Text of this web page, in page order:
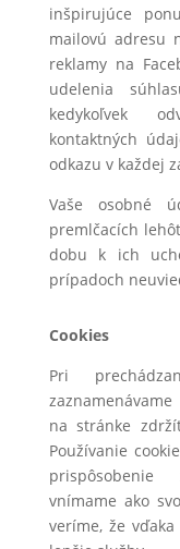
inšpirujúce
mailovú adresu
reklamy na
udelenia
kedykoľvek
kontaktných
odkazu v každej
Vaše osobné
premlčacích
dobu k ich
prípadoch
Cookies
Pri
na stránke
Používanie
prispôsobenie
vnímame ako
veríme, že